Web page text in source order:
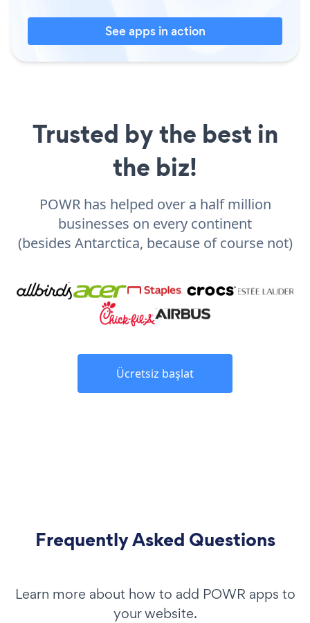
See apps in action
Trusted by the best in
the biz!
POWR has helped over a half million
businesses on every continent
(besides Antarctica, because of course not)
Ücretsiz başlat
Frequently Asked Questions
Learn more about how to add POWR apps to
your website.